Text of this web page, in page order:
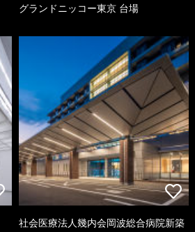
グランドニッコー東京 台場
社会医療法人幾内会岡波総合病院新築